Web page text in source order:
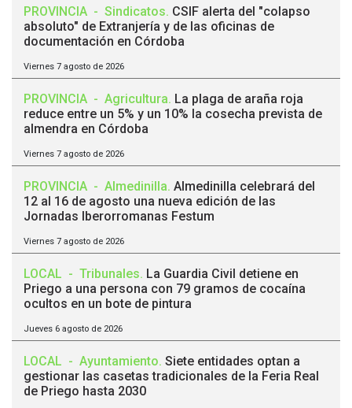
PROVINCIA - Sindicatos. CSIF alerta del "colapso
absoluto" de Extranjería y de las oficinas de
documentación en Córdoba
Viernes 7 agosto de 2026
PROVINCIA - Agricultura. La plaga de araña roja
reduce entre un 5% y un 10% la cosecha prevista de
almendra en Córdoba
Viernes 7 agosto de 2026
PROVINCIA - Almedinilla. Almedinilla celebrará del
12 al 16 de agosto una nueva edición de las
Jornadas Iberorromanas Festum
Viernes 7 agosto de 2026
LOCAL - Tribunales. La Guardia Civil detiene en
Priego a una persona con 79 gramos de cocaína
ocultos en un bote de pintura
Jueves 6 agosto de 2026
LOCAL - Ayuntamiento. Siete entidades optan a
gestionar las casetas tradicionales de la Feria Real
de Priego hasta 2030